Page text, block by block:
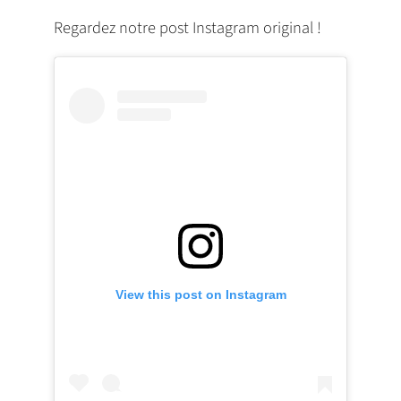
Regardez notre post Instagram original !
View this post on Instagram